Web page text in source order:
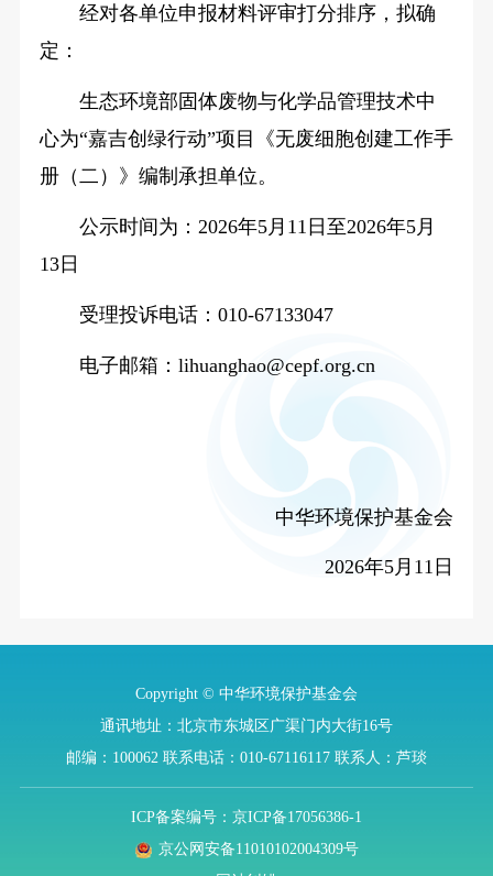
经对各单位申报材料评审打分排序，拟确
定：
生态环境部固体废物与化学品管理技术中
心为“嘉吉创绿行动”项目《无废细胞创建工作手
册（二）》编制承担单位。
公示时间为：2026年5月11日至2026年5月
13日
受理投诉电话：010-67133047
电子邮箱：lihuanghao@cepf.org.cn
中华环境保护基金会
2026年5月11日
Copyright © 中华环境保护基金会
通讯地址：北京市东城区广渠门内大街16号
邮编：100062 联系电话：010-67116117 联系人：芦琰
ICP备案编号：京ICP备17056386-1
京公网安备11010102004309号